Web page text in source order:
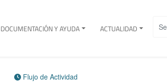
DOCUMENTACIÓN Y AYUDA ACTUALIDAD
Flujo de Actividad